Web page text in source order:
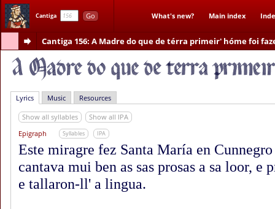
Cantiga Go What's new? Main index
Cantiga 156: A Madre do que de térra primeir' hóme foi
Lyrics Music Resources
Show all syllables
Show all IPA
Epigraph
Syllables IPA
Este miragre fez Santa María en
cantava mui ben as sas prosas a sa loor, e
e tallaron-ll' a lingua.